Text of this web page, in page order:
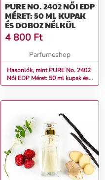
PURE NO. 2402 NŐI EDP
MÉRET: 50 ML KUPAK
ÉS DOBOZ NÉLKÜL
4 800 Ft
Parfumeshop
Hasonlók, mint PURE No. 2402
Női EDP Méret: 50 ml kupak és
doboz nélkül